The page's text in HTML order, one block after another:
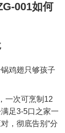
001如何
鸡翅只够孩子
，一次可烹制12
足3-5口之家一
，彻底告别“分